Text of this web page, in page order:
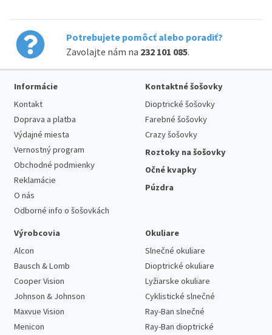
Potrebujete pomôcť alebo poradiť?
Zavolajte nám na 232 101 085.
Informácie
Kontakt
Doprava a platba
Výdajné miesta
Vernostný program
Obchodné podmienky
Reklamácie
O nás
Odborné info o šošovkách
Kontaktné šošovky
Dioptrické šošovky
Farebné šošovky
Crazy šošovky
Roztoky na šošovky
Očné kvapky
Púzdra
Výrobcovia
Alcon
Bausch & Lomb
Cooper Vision
Johnson & Johnson
Maxvue Vision
Menicon
Okuliare
Slnečné okuliare
Dioptrické okuliare
Lyžiarske okuliare
Cyklistické slnečné
Ray-Ban slnečné
Ray-Ban dioptrické